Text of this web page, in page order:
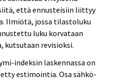
että ennusteisiin liittyy
Ilmiötä, jossa tilastoluku
luku korvataan
kutsutaan revisioksi.
indeksin laskennassa on
estimointia. Osa sähkö-